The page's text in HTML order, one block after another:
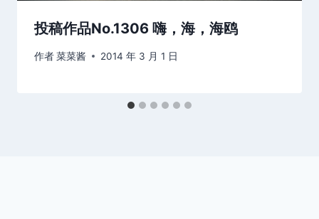
投稿作品No.1306 嗨，海，海鸥
作者菜菜酱 2014 年 3 月 1 日